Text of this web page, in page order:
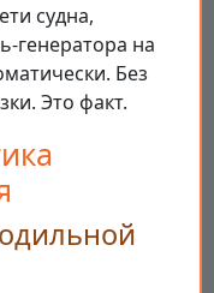
судна,
генератора на
Без
Это факт.